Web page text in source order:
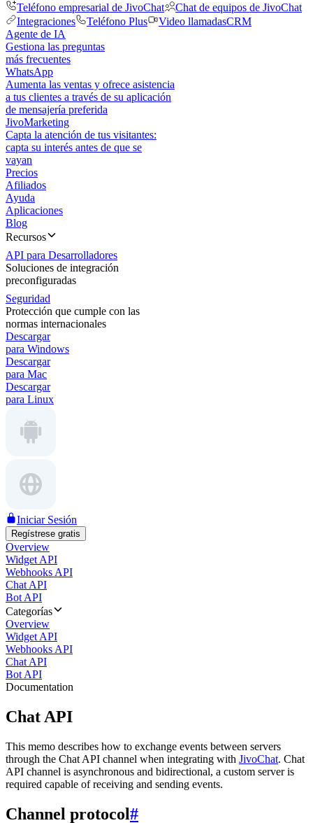
Teléfono empresarial de JivoChat
Chat de equipos de JivoChat
Integraciones
Teléfono Plus Video llamadasCRM
Agente de IA
Gestiona las preguntas
más frecuentes
WhatsApp
Aumenta las ventas y ofrece asistencia
a tus clientes a través de su aplicación
de mensajería preferida
JivoMarketing
Capta la atención de tus visitantes:
capta su interés antes de que se
vayan
Precios
Afiliados
Ayuda
Aplicaciones
Blog
Recursos
API para Desarrolladores
Soluciones de integración
preconfiguradas
Seguridad
Protección que cumple con las
normas internacionales
Descargar
para Windows
Descargar
para Mac
Descargar
para Linux
Iniciar Sesión
Regístrese gratis
Overview
Widget API
Webhooks API
Chat API
Bot API
Categorías
Overview
Widget API
Webhooks API
Chat API
Bot API
Documentation
Chat API
This memo describes how to exchange events between servers
through the Chat API channel when integrating with JivoChat. Chat
API channel is asynchronous and bidirectional, a custom server is
required capable of receiving and sending events.
Channel protocol#